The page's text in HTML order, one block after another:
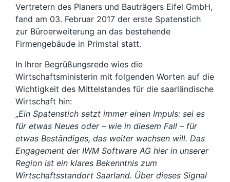
Vertretern des Planers und Bauträgers Eifel GmbH,
fand am 03. Februar 2017 der erste Spatenstich
zur Büroerweiterung an das bestehende
Firmengebäude in Primstal statt.
In Ihrer Begrüßungsrede wies die
Wirtschaftsministerin mit folgenden Worten auf die
Wichtigkeit des Mittelstandes für die saarländische
Wirtschaft hin:
„Ein Spatenstich setzt immer einen Impuls: sei es
für etwas Neues oder – wie in diesem Fall – für
etwas Beständiges, das weiter wachsen will. Das
Engagement der IWM Software AG hier in unserer
Region ist ein klares Bekenntnis zum
Wirtschaftsstandort Saarland. Über dieses Signal